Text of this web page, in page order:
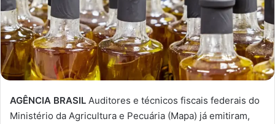
AGÊNCIA BRASIL Auditores e técnicos fiscais federais do
Ministério da Agricultura e Pecuária (Mapa) já emitiram,